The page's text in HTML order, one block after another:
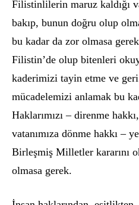
Filistinlilerin maruz kaldığı
bakıp, bunun doğru olup
bu kadar da zor olmasa
Filistin’de olup bitenleri
kaderimizi tayin etme ve
mücadelemizi anlamak bu
Haklarımızı – direnme
vatanımıza dönme hakkı –
Birleşmiş Milletler kararını
olmasa gerek.